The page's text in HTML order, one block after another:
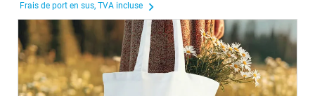
Frais de port en sus, TVA incluse